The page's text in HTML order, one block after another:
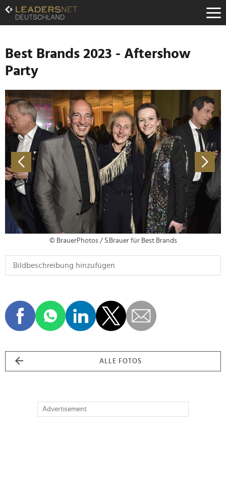
Zum
Inhalt
Zur
Navigation
Zur
Hauptnavigation
Best Brands 2023 - Aftershow
Party
© BrauerPhotos / S.Brauer für Best Brands
ALLE FOTOS
Advertisement